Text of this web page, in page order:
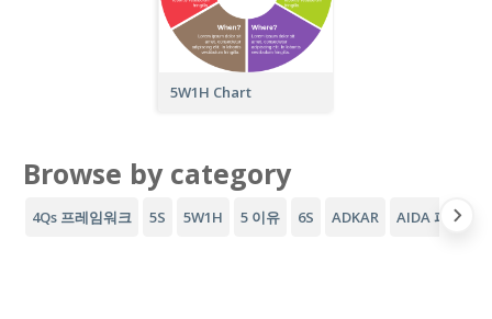
5W1H Chart
Browse by category
4Qs 프레임워크 5S 5W1H 5 이유 6S ADKAR AIDA 퍼널